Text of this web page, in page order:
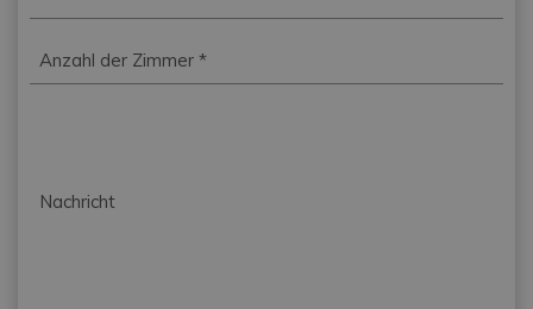
Zimmer
Nachricht